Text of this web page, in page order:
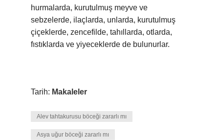
hurmalarda, kurutulmuş meyve ve
sebzelerde, ilaçlarda, unlarda, kurutulmuş
çiçeklerde, zencefilde, tahıllarda, otlarda,
fıstıklarda ve yiyeceklerde de bulunurlar.
Tarih: Makaleler
Alev tahtakurusu böceği zararlı mı
Asya uğur böceği zararlı mı